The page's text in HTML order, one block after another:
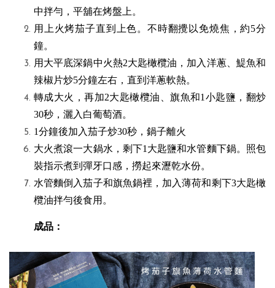
中拌勻，平舖在烤盤上。
用上火烤茄子直到上色。不時翻攪以免燒焦，約5分
鐘。
用大平底深鍋中火熱2大匙橄欖油，加入洋蔥、鯷魚和
辣椒片炒5分鐘左右，直到洋蔥軟熱。
轉成大火，再加2大匙橄欖油、旗魚和1小匙鹽，翻炒
30秒，灑入白葡萄酒。
1分鐘後加入茄子炒30秒，鍋子離火
大火煮滾一大鍋水，剩下1大匙鹽和水管麵下鍋。照包
裝指示煮到彈牙口感，撈起來瀝乾水份。
水管麵倒入茄子和旗魚鍋裡，加入薄荷和剩下3大匙橄
欖油拌勻後食用。
成品：